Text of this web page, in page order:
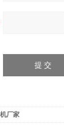
厂家